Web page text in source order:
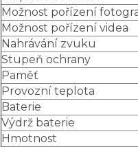
Možnost pořízení
Možnost pořízení videa
Nahrávání zvuku
Stupeň ochrany
Paměť
Provozní teplota
Baterie
Výdrž baterie
Hmotnost